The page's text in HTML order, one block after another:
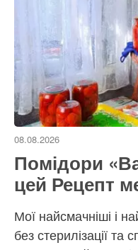
08.08.2026
Помідори
цей Рецепт
Мої найсмачніші і
без стерилізації та